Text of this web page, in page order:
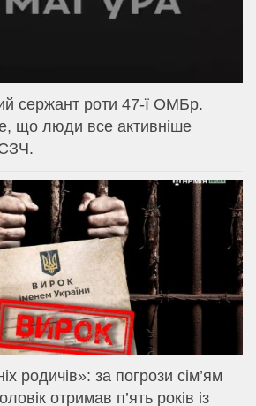
сержант роти 47-ї ОМБр.
що люди все активніше
родичів»: за погрози сім’ям
отримав п’ять років із